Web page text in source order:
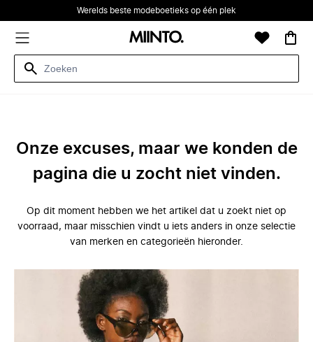
Werelds beste modeboetieks op één plek
Onze excuses, maar we konden de
pagina die u zocht niet vinden.
Op dit moment hebben we het artikel dat u zoekt niet op
voorraad, maar misschien vindt u iets anders in onze selectie
van merken en categorieën hieronder.